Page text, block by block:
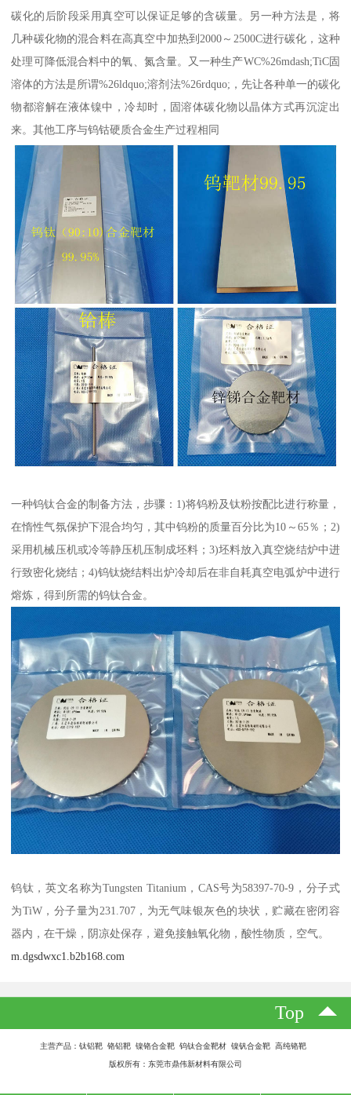
碳化的后阶段采用真空可以保证足够的含碳量。另一种方法是，将
几种碳化物的混合料在高真空中加热到2000～2500C进行碳化，这种
处理可降低混合料中的氧、氮含量。又一种生产WC%26mdash;TiC固
溶体的方法是所谓%26ldquo;溶剂法%26rdquo;，先让各种单一的碳化
物都溶解在液体镍中，冷却时，固溶体碳化物以晶体方式再沉淀出
来。其他工序与钨钴硬质合金生产过程相同
一种钨钛合金的制备方法，步骤：1)将钨粉及钛粉按配比进行称量，
在惰性气氛保护下混合均匀，其中钨粉的质量百分比为10～65％；2)
采用机械压机或冷等静压机压制成坯料；3)坯料放入真空烧结炉中进
行致密化烧结；4)钨钛烧结料出炉冷却后在非自耗真空电弧炉中进行
熔炼，得到所需的钨钛合金。
钨钛，英文名称为Tungsten Titanium，CAS号为58397-70-9，分子式
为TiW，分子量为231.707，为无气味银灰色的块状，贮藏在密闭容
器内，在干燥，阴凉处保存，避免接触氧化物，酸性物质，空气。
m.dgsdwxc1.b2b168.com
Top
主营产品：钛铝靶 铬铝靶 镍铬合金靶 钨钛合金靶材 镍钒合金靶 高纯铬靶
版权所有：东莞市鼎伟新材料有限公司